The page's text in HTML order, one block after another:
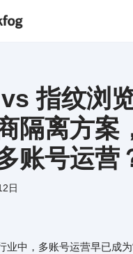
指纹浏
隔离方案
账号运营
日
业中，多账号运营早已成